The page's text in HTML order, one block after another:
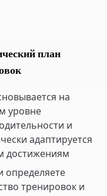
план
на
уровне
и
адаптируется
достижениям
определяете
тренировок и